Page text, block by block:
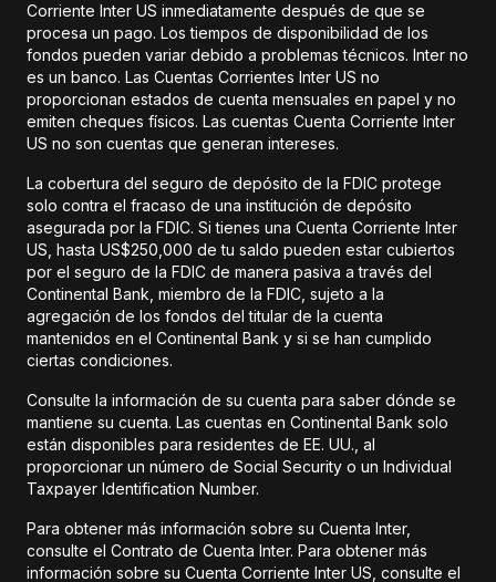
Corriente Inter US inmediatamente después de que se
procesa un pago. Los tiempos de disponibilidad de los
fondos pueden variar debido a problemas técnicos. Inter no
es un banco. Las Cuentas Corrientes Inter US no
proporcionan estados de cuenta mensuales en papel y no
emiten cheques físicos. Las cuentas Cuenta Corriente Inter
US no son cuentas que generan intereses.
La cobertura del seguro de depósito de la FDIC protege
solo contra el fracaso de una institución de depósito
asegurada por la FDIC. Si tienes una Cuenta Corriente Inter
US, hasta US$250,000 de tu saldo pueden estar cubiertos
por el seguro de la FDIC de manera pasiva a través del
Continental Bank, miembro de la FDIC, sujeto a la
agregación de los fondos del titular de la cuenta
mantenidos en el Continental Bank y si se han cumplido
ciertas condiciones.
Consulte la información de su cuenta para saber dónde se
mantiene su cuenta. Las cuentas en Continental Bank solo
están disponibles para residentes de EE. UU., al
proporcionar un número de Social Security o un Individual
Taxpayer Identification Number.
Para obtener más información sobre su Cuenta Inter,
consulte el Contrato de Cuenta Inter. Para obtener más
información sobre su Cuenta Corriente Inter US, consulte el